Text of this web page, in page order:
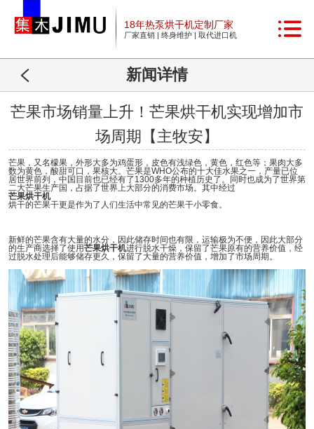
18年热泵烘干机定制厂家
厂家直销 | 终身维护 | 取代进口机
新闻详情
芒果市场销量上升！芒果烘干机实现增加市
场周期【主牧安】
芒果，又名檬果，外形大多为鸡蛋形，皮色有浅绿色，黄色，红色等；果肉大多
数为黄色，酸甜可口，果核大。芒果是WHO公布的十大佳水果之一，产量已位
居世界前列，中国目前也已经有了1300多年的种植历史了。同时也成为了世界第
二大芒果生产国，占据了世界上大部分的消费市场。其中经过
芒果烘干机
烘干的芒果干更是作为了人们生活中常见的芒果干小零食。
新鲜的芒果含有大量的水分，因此储存时间也有限，运输极为不便，因此大部分
的生产商选择了使用芒果烘干机进行脱水干燥，保留了芒果原有的营养价值，经
过脱水处理后能够储存更久，保留了大量的营养价值，增加了市场周期。